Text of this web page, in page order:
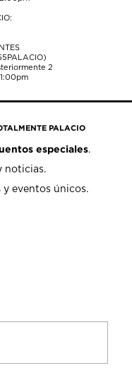
2
PALACIO
especiales.
noticias.
y eventos únicos.